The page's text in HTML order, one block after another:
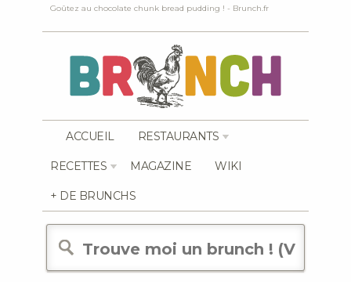
Goûtez au chocolate chunk bread pudding ! - Brunch.fr
ACCUEIL RESTAURANTS
RECETTES MAGAZINE WIKI
+ DE BRUNCHS